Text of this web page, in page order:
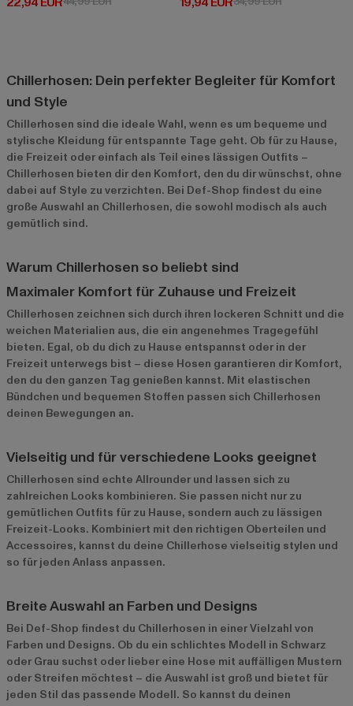
Chillerhosen: Dein perfekter Begleiter für Komfort
und Style
Chillerhosen sind die ideale Wahl, wenn es um bequeme und
stylische Kleidung für entspannte Tage geht. Ob für zu Hause,
die Freizeit oder einfach als Teil eines lässigen Outfits –
Chillerhosen bieten dir den Komfort, den du dir wünschst, ohne
dabei auf Style zu verzichten. Bei Def-Shop findest du eine
große Auswahl an Chillerhosen, die sowohl modisch als auch
gemütlich sind.
Warum Chillerhosen so beliebt sind
Maximaler Komfort für Zuhause und Freizeit
Chillerhosen zeichnen sich durch ihren lockeren Schnitt und die
weichen Materialien aus, die ein angenehmes Tragegefühl
bieten. Egal, ob du dich zu Hause entspannst oder in der
Freizeit unterwegs bist – diese Hosen garantieren dir Komfort,
den du den ganzen Tag genießen kannst. Mit elastischen
Bündchen und bequemen Stoffen passen sich Chillerhosen
deinen Bewegungen an.
Vielseitig und für verschiedene Looks geeignet
Chillerhosen sind echte Allrounder und lassen sich zu
zahlreichen Looks kombinieren. Sie passen nicht nur zu
gemütlichen Outfits für zu Hause, sondern auch zu lässigen
Freizeit-Looks. Kombiniert mit den richtigen Oberteilen und
Accessoires, kannst du deine Chillerhose vielseitig stylen und
so für jeden Anlass anpassen.
Breite Auswahl an Farben und Designs
Bei Def-Shop findest du Chillerhosen in einer Vielzahl von
Farben und Designs. Ob du ein schlichtes Modell in Schwarz
oder Grau suchst oder lieber eine Hose mit auffälligen Mustern
oder Streifen möchtest – die Auswahl ist groß und bietet für
jeden Stil das passende Modell. So kannst du deinen